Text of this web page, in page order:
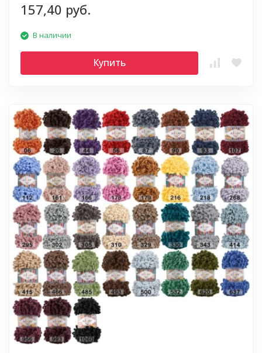
157,40 руб.
В наличии
Купить